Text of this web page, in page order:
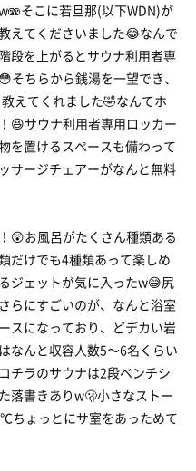
そこに若旦那(以下WDN)が
えてくださいました😂なんで
段を上がるとサウナ利用者専
そちらから銭湯を一望でき、
えてくれました🤣なんてホ
😆サウナ利用者専用ロッカー
を置けるスペースも備わって
サージチェアーがなんと無料
😲お風呂がたくさん種類ある
だけでも4種類あって楽しめ
ジェットが気に入ったw😅尻
らにすごいのが、なんと浴室
スになっており、どデカい岩
なんと収容人数5〜6名くらい
チラのサウナは2段ベンチシ
落書きありw🫢小さなストー
ちょっとにサ室をあっためて